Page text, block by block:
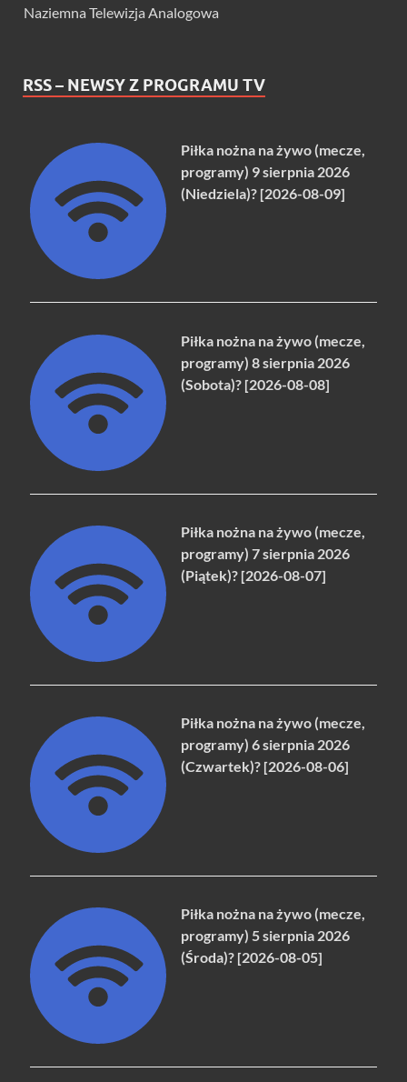
Naziemna Telewizja Analogowa
RSS – NEWSY Z PROGRAMU TV
Piłka nożna na żywo (mecze,
programy) 9 sierpnia 2026
(Niedziela)? [2026-08-09]
Piłka nożna na żywo (mecze,
programy) 8 sierpnia 2026
(Sobota)? [2026-08-08]
Piłka nożna na żywo (mecze,
programy) 7 sierpnia 2026
(Piątek)? [2026-08-07]
Piłka nożna na żywo (mecze,
programy) 6 sierpnia 2026
(Czwartek)? [2026-08-06]
Piłka nożna na żywo (mecze,
programy) 5 sierpnia 2026
(Środa)? [2026-08-05]